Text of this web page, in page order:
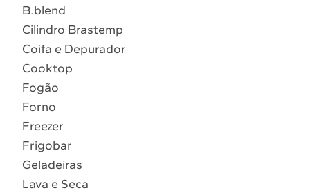
Atendimento Brastemp
5 º Cooktop
6º Microondas Brastemp
7º Forno
8º Embutir
9º Lava Seca
B.blend
Cilindro Brastemp
Coifa e Depurador
Cooktop
Fogão
Forno
Freezer
Frigobar
Geladeiras
Lava e Seca